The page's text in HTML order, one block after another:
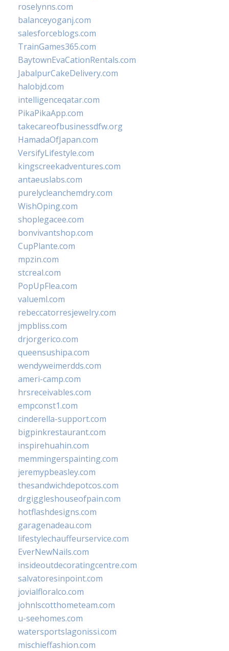
roselynns.com
balanceyoganj.com
salesforceblogs.com
TrainGames365.com
BaytownEvaCationRentals.com
JabalpurCakeDelivery.com
halobjd.com
intelligenceqatar.com
PikaPikaApp.com
takecareofbusinessdfw.org
HamadaOfJapan.com
VersifyLifestyle.com
kingscreekadventures.com
antaeuslabs.com
purelycleanchemdry.com
WishOping.com
shoplegacee.com
bonvivantshop.com
CupPlante.com
mpzin.com
stcreal.com
PopUpFlea.com
valueml.com
rebeccatorresjewelry.com
jmpbliss.com
drjorgerico.com
queensushipa.com
wendyweimerdds.com
ameri-camp.com
hrsreceivables.com
empconst1.com
cinderella-support.com
bigpinkrestaurant.com
inspirehuahin.com
memmingerspainting.com
jeremypbeasley.com
thesandwichdepotcos.com
drgiggleshouseofpain.com
hotflashdesigns.com
garagenadeau.com
lifestylechauffeurservice.com
EverNewNails.com
insideoutdecoratingcentre.com
salvatoresinpoint.com
jovialfloralco.com
johnlscotthometeam.com
u-seehomes.com
watersportslagonissi.com
mischieffashion.com